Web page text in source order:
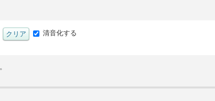
清音化する